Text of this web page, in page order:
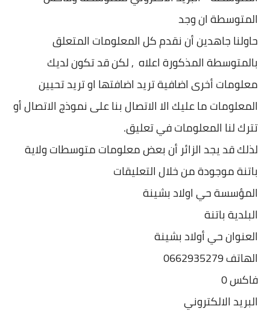
المتوسطة ان وجد
حاولنا جاهدين أن نقدم كل المعلومات المتعلق
بالمتوسطة المذكورة اعلاه , لكن قد تكون لديك
معلومات أخرى اضافية تريد اضافتها او تريد تحيين
المعلومات ما عليك الا الاتصال بنا على نموذج الاتصال أو
تترك لنا المعلومات في تعليق.
لذلك قد يجد الزائر أن بعض معلومات متوسطات ولاية
باتنة موجودة من خلال التعليقات
المؤسسة حي اولاد بشينة
البلدية باتنة
العنوان حي أولاد بشينة
الهاتف 0662935279
فاكس 0
البريد الالكتروني